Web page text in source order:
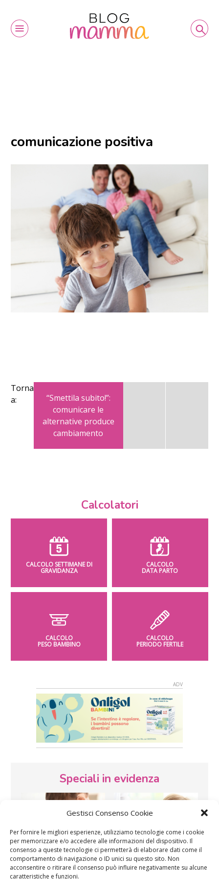
Gestisci Consenso Cookie
Per fornire le migliori esperienze, utilizziamo tecnologie come i cookie
per memorizzare e/o accedere alle informazioni del dispositivo. Il
consenso a queste tecnologie ci permetterà di elaborare dati come il
comportamento di navigazione o ID unici su questo sito. Non
acconsentire o ritirare il consenso può influire negativamente su alcune
caratteristiche e funzioni.
comunicazione positiva
Torna
a:
“Smettila subito!”:
comunicare le
alternative produce
cambiamento
Calcolatori
CALCOLO SETTIMANE DI
GRAVIDANZA
CALCOLO
DATA PARTO
CALCOLO
PESO BAMBINO
CALCOLO
PERIODO FERTILE
Speciali in evidenza
Vaccini SOS Pediatra